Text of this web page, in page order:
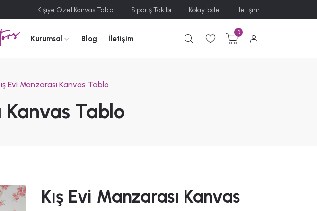
Kişiye Özel Kanvas Tablo Sipariş Takibi Kolay İade İletişim
Kurumsal Blog İletişim
0
Evi Manzarası Kanvas Tablo
Kanvas Tablo
Kış Evi Manzarası Kanvas